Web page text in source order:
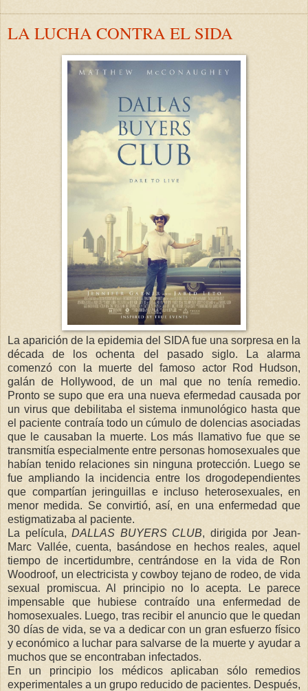
LA LUCHA CONTRA EL SIDA
La aparición de la epidemia del SIDA fue una sorpresa en la
década de los ochenta del pasado siglo. La alarma
comenzó con la muerte del famoso actor Rod Hudson,
galán de Hollywood, de un mal que no tenía remedio.
Pronto se supo que era una nueva efermedad causada por
un virus que debilitaba el sistema inmunológico hasta que
el paciente contraía todo un cúmulo de dolencias asociadas
que le causaban la muerte. Los más llamativo fue que se
transmitía especialmente entre personas homosexuales que
habían tenido relaciones sin ninguna protección. Luego se
fue ampliando la incidencia entre los drogodependientes
que compartían jeringuillas e incluso heterosexuales, en
menor medida. Se convirtió, así, en una enfermedad que
estigmatizaba al paciente.
La película, DALLAS BUYERS CLUB, dirigida por Jean-
Marc Vallée, cuenta, basándose en hechos reales, aquel
tiempo de incertidumbre, centrándose en la vida de Ron
Woodroof, un electricista y cowboy tejano de rodeo, de vida
sexual promiscua. Al principio no lo acepta. Le parece
impensable que hubiese contraído una enfermedad de
homosexuales. Luego, tras recibir el anuncio que le quedan
30 días de vida, se va a dedicar con un gran esfuerzo físico
y económico a luchar para salvarse de la muerte y ayudar a
muchos que se encontraban infectados.
En un principio los médicos aplicaban sólo remedios
experimentales a un grupo reducido de pacientes. Después,